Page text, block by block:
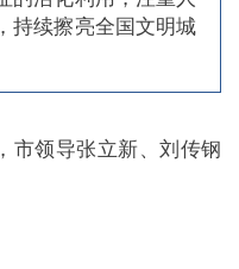
持续擦亮全国文明城
市领导张立新、刘传钢